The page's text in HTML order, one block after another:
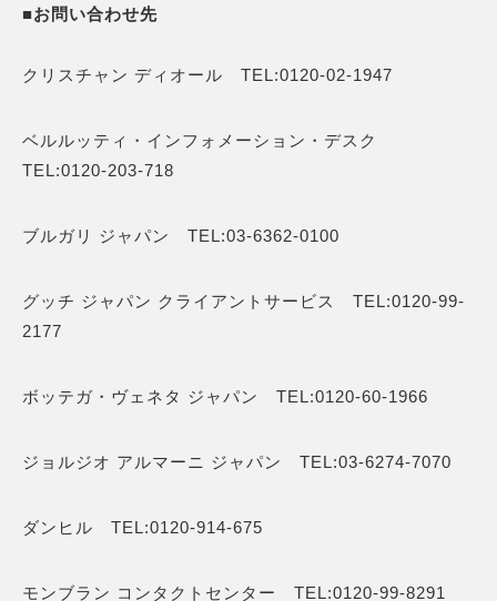
■お問い合わせ先
クリスチャン ディオール TEL:0120-02-1947
ベルルッティ・インフォメーション・デスク
TEL:0120-203-718
ブルガリ ジャパン TEL:03-6362-0100
グッチ ジャパン クライアントサービス TEL:0120-99-
2177
ボッテガ・ヴェネタ ジャパン TEL:0120-60-1966
ジョルジオ アルマーニ ジャパン TEL:03-6274-7070
ダンヒル TEL:0120-914-675
モンブラン コンタクトセンター TEL:0120-99-8291